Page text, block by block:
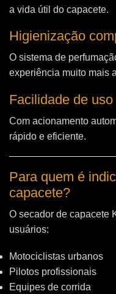
a vida útil do capacete.
Higienização
O sistema de
experiência muito mais
Facilidade de uso
Com acionamento
rápido e eficiente.
Para quem é
capacete?
O secador de capacete
usuários:
Motociclistas urbanos
Pilotos profissionais
Equipes de corrida